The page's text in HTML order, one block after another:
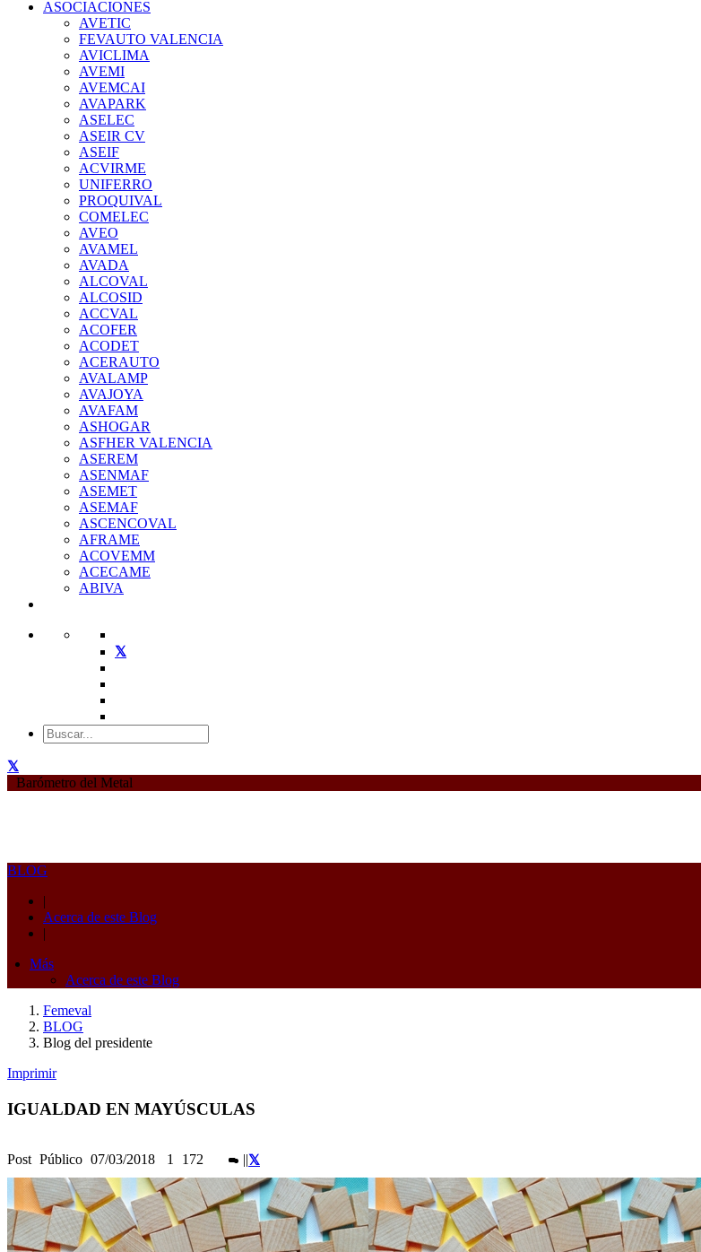
ASOCIACIONES
AVETIC
FEVAUTO VALENCIA
AVICLIMA
AVEMI
AVEMCAI
AVAPARK
ASELEC
ASEIR CV
ASEIF
ACVIRME
UNIFERRO
PROQUIVAL
COMELEC
AVEO
AVAMEL
AVADA
ALCOVAL
ALCOSID
ACCVAL
ACOFER
ACODET
ACERAUTO
AVALAMP
AVAJOYA
AVAFAM
ASHOGAR
ASFHER VALENCIA
ASEREM
ASENMAF
ASEMET
ASEMAF
ASCENCOVAL
AFRAME
ACOVEMM
ACECAME
ABIVA
Barómetro del Metal
BLOG
|
Acerca de este Blog
|
Más
Acerca de este Blog
Femeval
BLOG
Blog del presidente
Imprimir
IGUALDAD EN MAYÚSCULAS
Post Público 07/03/2018 1 172 ||